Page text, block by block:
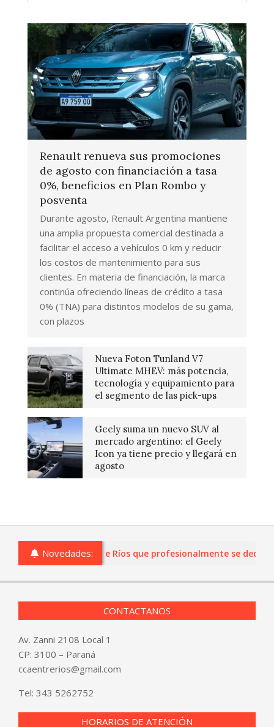
Renault renueva sus promociones
de agosto con financiación a tasa
0%, beneficios en Plan Rombo y
posventa
Durante agosto, Renault Argentina mantiene
una amplia propuesta comercial destinada a
facilitar el acceso a vehículos 0 km y reducir
los costos de mantenimiento para sus
clientes. En materia de financiación, la marca
continúa ofreciendo líneas de crédito a tasa
0% (TNA) para distintos modelos de su gama,
con plazos
Nueva Foton Tunland V7
Ultimate MHEV: más potencia,
tecnología y equipamiento para
el segmento de las pick-ups
Geely suma un nuevo SUV al
mercado argentino: el Geely
Icon ya tiene precio y llegará en
agosto
Novedades:
o comercios de Entre Ríos que profesionalmente se
CONTACTANOS
Av. Zanni 2108 Local 1
CP: 3100 – Paraná
ccaentrerios@gmail.com
Tel: 343 5262752
HORARIOS DE ATENCIÓN